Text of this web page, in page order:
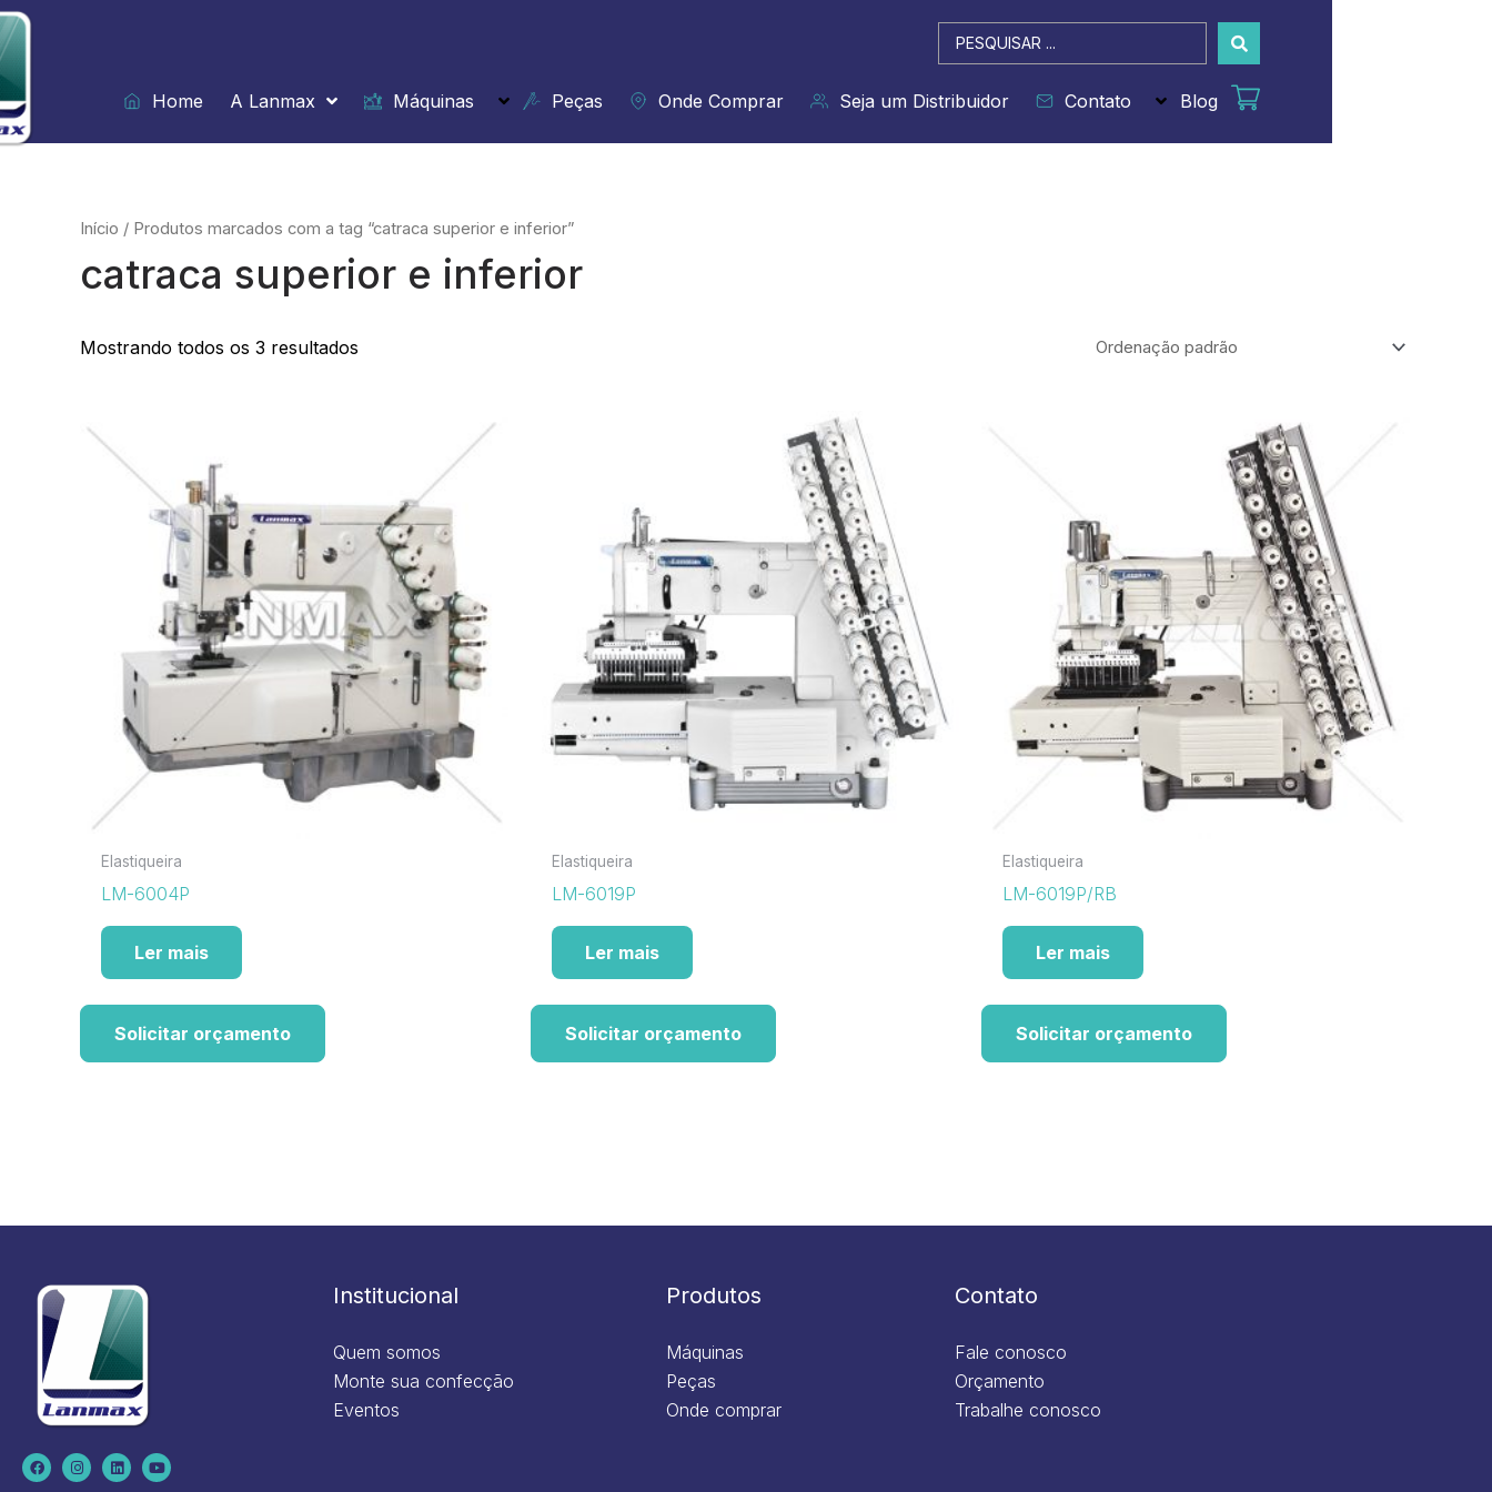
Ir
para
o
conteúdo
Pesquisar
...
Home
A Lanmax Máquinas Peças Onde Comprar Seja um Distribuidor Contato Blog
Início / Produtos marcados com a tag “catraca superior e inferior”
catraca superior e inferior
Mostrando todos os 3 resultados
Elastiqueira
LM-6004P
Ler mais
Solicitar orçamento
Elastiqueira
LM-6019P
Ler mais
Solicitar orçamento
Elastiqueira
LM-6019P/RB
Ler mais
Solicitar orçamento
F
a
c
I
n
s
L
i
n
Y
o
u
Institucional
Quem somos
Monte sua confecção
Eventos
Produtos
Máquinas
Peças
Onde comprar
Contato
Fale conosco
Orçamento
Trabalhe conosco